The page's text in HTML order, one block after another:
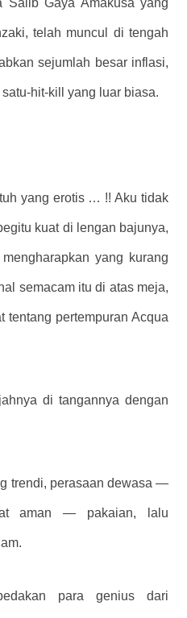
telah muncul di tengah
sejumlah besar inflasi,
hit-kill yang luar biasa.
yang erotis … !! Aku tidak
kuat di lengan bajunya,
yang kurang
semacam itu di atas meja,
tentang pertempuran Acqua
di tangannya dengan
trendi, perasaan dewasa —
aman — pakaian, lalu
para genius dari